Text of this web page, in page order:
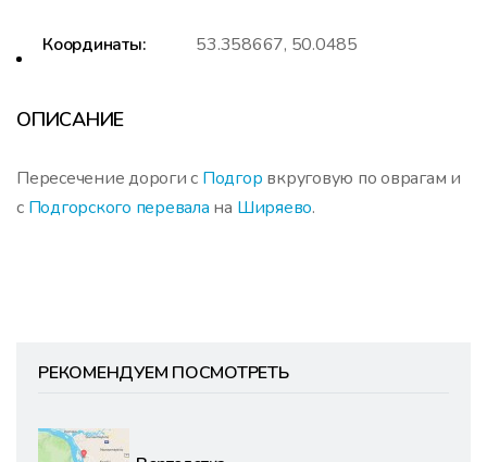
Координаты: 53.358667, 50.0485
ОПИСАНИЕ
Пересечение дороги с Подгор вкруговую по оврагам и
c Подгорского перевала на Ширяево.
РЕКОМЕНДУЕМ ПОСМОТРЕТЬ